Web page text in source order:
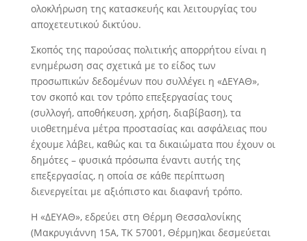
ολοκλήρωση της κατασκευής και λειτουργίας του
αποχετευτικού δικτύου.
Σκοπός της παρούσας πολιτικής απορρήτου είναι η
ενημέρωση σας σχετικά με το είδος των
προσωπικών δεδομένων που συλλέγει η «ΔΕΥΑΘ»,
τον σκοπό και τον τρόπο επεξεργασίας τους
(συλλογή, αποθήκευση, χρήση, διαβίβαση), τα
υιοθετημένα μέτρα προστασίας και ασφάλειας που
έχουμε λάβει, καθώς και τα δικαιώματα που έχουν οι
δημότες – φυσικά πρόσωπα έναντι αυτής της
επεξεργασίας, η οποία σε κάθε περίπτωση
διενεργείται με αξιόπιστο και διαφανή τρόπο.
Η «ΔΕΥΑΘ», εδρεύει στη Θέρμη Θεσσαλονίκης
(Μακρυγιάννη 15Α, ΤΚ 57001, Θέρμη)και δεσμεύεται